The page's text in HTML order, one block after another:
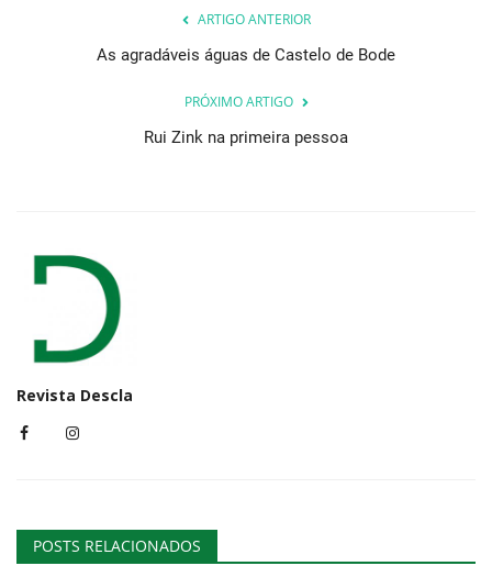
ARTIGO ANTERIOR
As agradáveis águas de Castelo de Bode
PRÓXIMO ARTIGO
Rui Zink na primeira pessoa
Revista Descla
POSTS RELACIONADOS